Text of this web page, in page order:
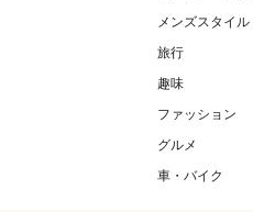
メンズスタイル
旅行
趣味
ファッション
グルメ
車・バイク